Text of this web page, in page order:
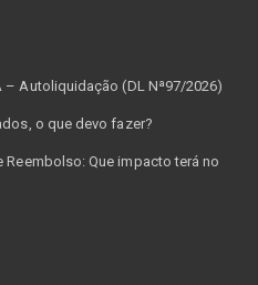
– Autoliquidação (DL Nª97/2026)
o que devo fazer?
Que impacto terá no